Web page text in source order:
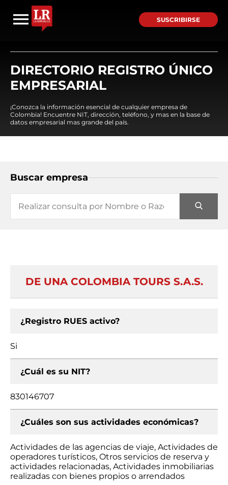
SUSCRIBIRSE
DIRECTORIO REGISTRO ÚNICO
EMPRESARIAL
¡Conozca la información esencial de cualquier empresa de
Colombia! Encuentre NIT, dirección, teléfono, y mas en la base de
datos empresarial mas grande del país.
Buscar empresa
DE UNA COLOMBIA TOURS S.A.S.
¿Registro RUES activo?
Si
¿Cuál es su NIT?
830146707
¿Cuáles son sus actividades económicas?
Actividades de las agencias de viaje, Actividades de
operadores turísticos, Otros servicios de reserva y
actividades relacionadas, Actividades inmobiliarias
realizadas con bienes propios o arrendados